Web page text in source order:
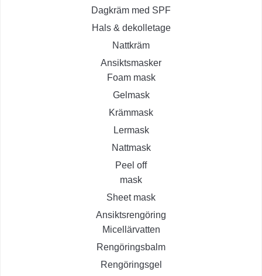
Dagkräm med SPF
Hals & dekolletage
Nattkräm
Ansiktsmasker
Foam mask
Gelmask
Krämmask
Lermask
Nattmask
Peel off
mask
Sheet mask
Ansiktsrengöring
Micellärvatten
Rengöringsbalm
Rengöringsgel